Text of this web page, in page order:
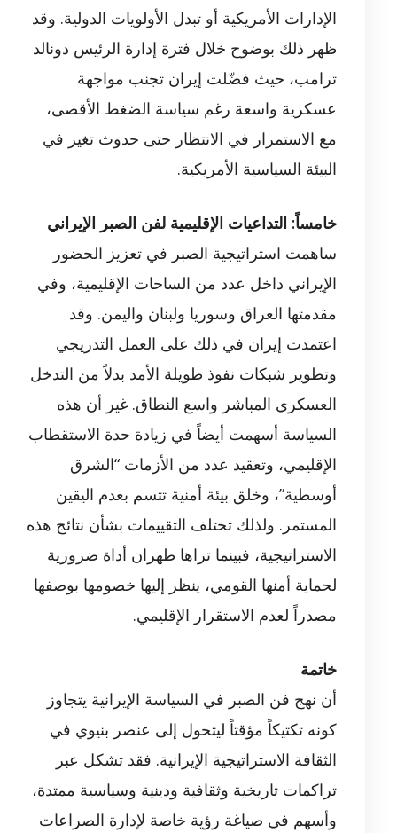
الإدارات الأمريكية أو تبدل الأولويات الدولية. وقد
ظهر ذلك بوضوح خلال فترة إدارة الرئيس دونالد
ترامب، حيث فضّلت إيران تجنب مواجهة
عسكرية واسعة رغم سياسة الضغط الأقصى،
مع الاستمرار في الانتظار حتى حدوث تغير في
البيئة السياسية الأمريكية.
خامساً: التداعيات الإقليمية لفن الصبر الإيراني
ساهمت استراتيجية الصبر في تعزيز الحضور
الإيراني داخل عدد من الساحات الإقليمية، وفي
مقدمتها العراق وسوريا ولبنان واليمن. وقد
اعتمدت إيران في ذلك على العمل التدريجي
وتطوير شبكات نفوذ طويلة الأمد بدلاً من التدخل
العسكري المباشر واسع النطاق. غير أن هذه
السياسة أسهمت أيضاً في زيادة حدة الاستقطاب
الإقليمي، وتعقيد عدد من الأزمات “الشرق
أوسطية”، وخلق بيئة أمنية تتسم بعدم اليقين
المستمر. ولذلك تختلف التقييمات بشأن نتائج هذه
الاستراتيجية، فبينما تراها طهران أداة ضرورية
لحماية أمنها القومي، ينظر إليها خصومها بوصفها
مصدراً لعدم الاستقرار الإقليمي.
خاتمة
أن نهج فن الصبر في السياسة الإيرانية يتجاوز
كونه تكتيكاً مؤقتاً ليتحول إلى عنصر بنيوي في
الثقافة الاستراتيجية الإيرانية. فقد تشكل عبر
تراكمات تاريخية وثقافية ودينية وسياسية ممتدة،
وأسهم في صياغة رؤية خاصة لإدارة الصراعات